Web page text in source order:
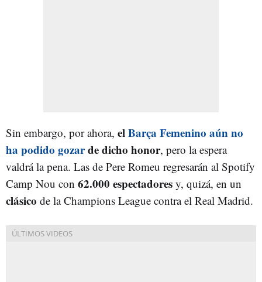
Sin embargo, por ahora, elBarça Femenino aún no
ha podido gozarde dicho honor, pero la espera
valdrá la pena. Las de Pere Romeu regresarán al Spotify
Camp Nou con 62.000 espectadores y, quizá, en un
clásico de la Champions League contra el Real Madrid.